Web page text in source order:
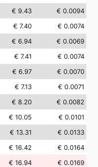
€ 9.43
€ 0.0094
€ 7.40
€ 0.0074
€ 6.94
€ 0.0069
€ 7.41
€ 0.0074
€ 6.97
€ 0.0070
€ 7.13
€ 0.0071
€ 8.20
€ 0.0082
€ 10.05
€ 0.0101
€ 13.31
€ 0.0133
€ 16.42
€ 0.0164
€ 16.94
€ 0.0169